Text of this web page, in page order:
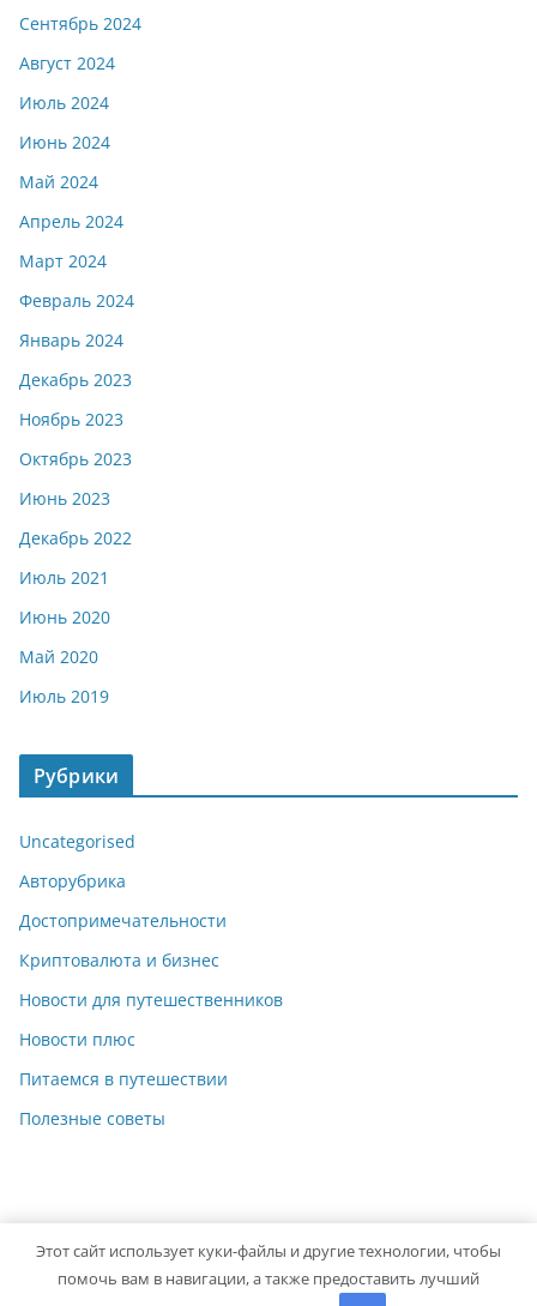
Сентябрь 2024
Август 2024
Июль 2024
Июнь 2024
Май 2024
Апрель 2024
Март 2024
Февраль 2024
Январь 2024
Декабрь 2023
Ноябрь 2023
Октябрь 2023
Июнь 2023
Декабрь 2022
Июль 2021
Июнь 2020
Май 2020
Июль 2019
Рубрики
Uncategorised
Авторубрика
Достопримечательности
Криптовалюта и бизнес
Новости для путешественников
Новости плюс
Питаемся в путешествии
Полезные советы
Copyright © 2026 pereezd-moskow. Powered byColorMag
Этот сайт использует куки-файлы и другие технологии, чтобы
помочь вам в навигации, а также предоставить лучший